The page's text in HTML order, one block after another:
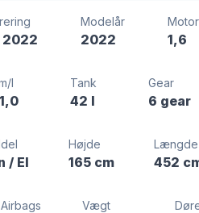
Modelår
2022
Motor
1,6
l Tank
42 l
Gear
6 gear
/ El
Højde
165 cm
Længde
452
Airbags Vægt